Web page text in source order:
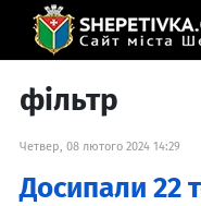
фільтр
Четвер, 08 лютого 2024 14:29
Досипали 22